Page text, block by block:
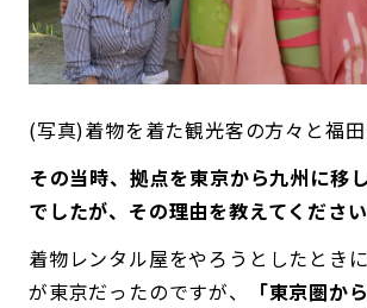
(写真)着物を着た観光客の方々と福
――その当時、拠点を東京から九州に移
でしたが、その理由を教えてください
着物レンタル屋をやろうとしたとき
が東京だったのですが、
「東京圏か